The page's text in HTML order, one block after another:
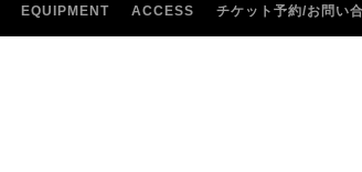
EQUIPMENT ACCESS チケット予約/お問い